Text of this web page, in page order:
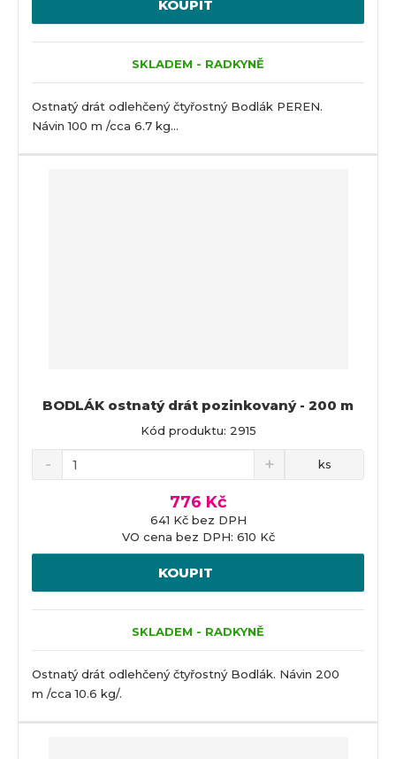
KOUPIT
SKLADEM - RADKYNĚ
Ostnatý drát odlehčený čtyřostný Bodlák PEREN.
Návin 100 m /cca 6.7 kg...
BODLÁK ostnatý drát pozinkovaný - 200 m
Kód produktu: 2915
776 Kč
641 Kč bez DPH
VO cena bez DPH: 610 Kč
ks
KOUPIT
SKLADEM - RADKYNĚ
Ostnatý drát odlehčený čtyřostný Bodlák. Návin 200
m /cca 10.6 kg/.